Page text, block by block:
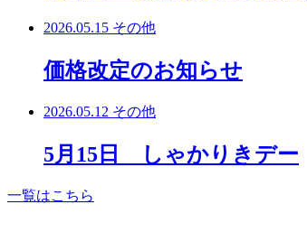
2026.05.15 その他
価格改定のお知らせ
2026.05.12 その他
5月15日 しゃかりきデー
一覧はこちら